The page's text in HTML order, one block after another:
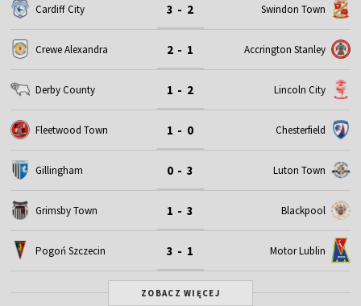
Cardiff City 3 - 2 Swindon Town
Crewe Alexandra 2 - 1 Accrington Stanley
Derby County 1 - 2 Lincoln City
Fleetwood Town 1 - 0 Chesterfield
Gillingham 0 - 3 Luton Town
Grimsby Town 1 - 3 Blackpool
Pogoń Szczecin 3 - 1 Motor Lublin
ZOBACZ WIĘCEJ